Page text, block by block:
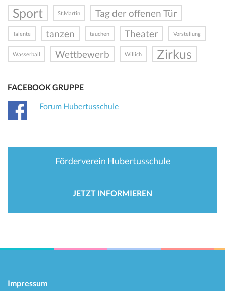
Sport
St.Martin Tag der offenen Tür
Talente tanzen tauchen Theater Vorstellung
Wasserball Wettbewerb Willich Zirkus
FACEBOOK GRUPPE
Forum Hubertusschule
Förderverein Hubertusschule
JETZT INFORMIEREN
Impressum